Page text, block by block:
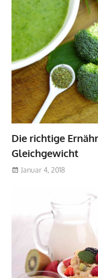
Die richtige
Gleichgewicht
Januar 4, 2018